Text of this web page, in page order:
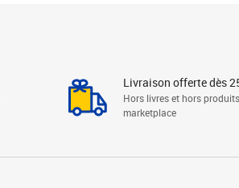
Livraison offerte dès
Hors livres et hors produits
marketplace